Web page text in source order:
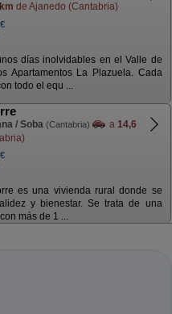
de Ajanedo (Cantabria)
días inolvidables en el Valle de
Apartamentos La Plazuela. Cada
todo el equ ...
/ Soba (Cantabria) a 14,6
es una vivienda rural donde se
y bienestar. Se trata de una
más de 1 ...